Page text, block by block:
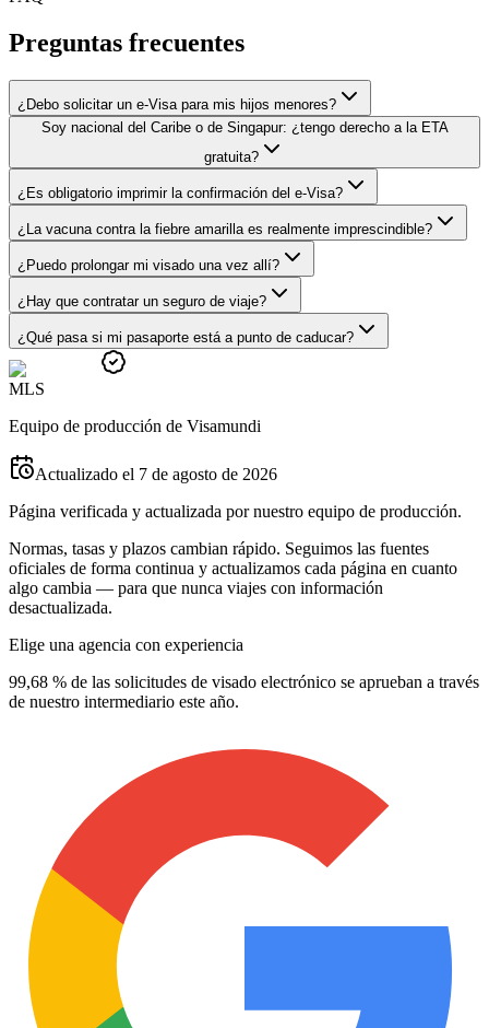
Preguntas frecuentes
¿Debo solicitar un e-Visa para mis hijos menores?
Soy nacional del Caribe o de Singapur: ¿tengo derecho a la ETA
gratuita?
¿Es obligatorio imprimir la confirmación del e-Visa?
¿La vacuna contra la fiebre amarilla es realmente imprescindible?
¿Puedo prolongar mi visado una vez allí?
¿Hay que contratar un seguro de viaje?
¿Qué pasa si mi pasaporte está a punto de caducar?
MLS
Equipo de producción de Visamundi
Actualizado el 7 de agosto de 2026
Página verificada y actualizada por nuestro equipo de producción.
Normas, tasas y plazos cambian rápido. Seguimos las fuentes
oficiales de forma continua y actualizamos cada página en cuanto
algo cambia — para que nunca viajes con información
desactualizada.
Elige una agencia con experiencia
99,68 % de las solicitudes de visado electrónico se aprueban a través
de nuestro intermediario este año.